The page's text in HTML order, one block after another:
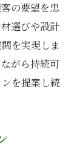
の要望を忠
選びや設計
を実現しま
がら持続可
を提案し続